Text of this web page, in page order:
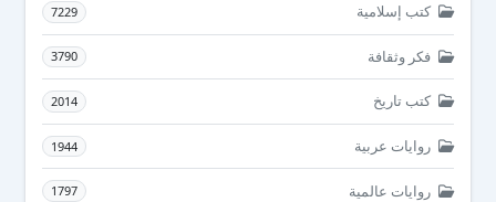
كتب إسلامية 7229
فكر وثقافة 3790
كتب تاريخ 2014
روايات عربية 1944
روايات عالمية 1797